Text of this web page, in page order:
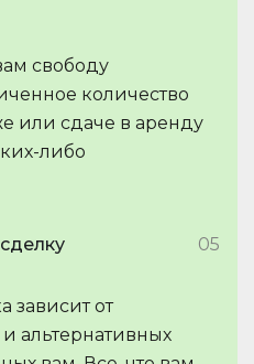
свободу
количество
или сдаче в аренду
либо
05
зависит от
и альтернативных